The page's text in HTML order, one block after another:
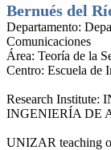
Bernués del
Departamento:
Comunicaciones
Área: Teoría de la
Centro: Escuela de
Research Institute:
INGENIERÍA DE
UNIZAR teaching